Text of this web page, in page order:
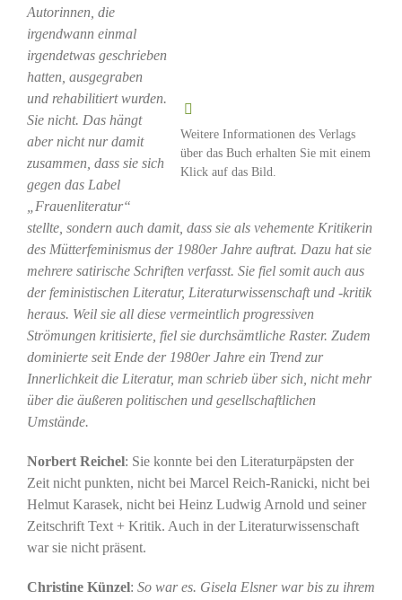
Weitere Informationen des Verlags
über das Buch erhalten Sie mit einem
Klick auf das Bild.
Autorinnen, die
irgendwann einmal
irgendetwas geschrieben
hatten, ausgegraben
und rehabilitiert wurden.
Sie nicht. Das hängt
aber nicht nur damit
zusammen, dass sie sich
gegen das Label
„Frauenliteratur“
stellte, sondern auch damit, dass sie als vehemente Kritikerin
des Mütterfeminismus der 1980er Jahre auftrat. Dazu hat sie
mehrere satirische Schriften verfasst. Sie fiel somit auch aus
der feministischen Literatur, Literaturwissenschaft und -kritik
heraus. Weil sie all diese vermeintlich progressiven
Strömungen kritisierte, fiel sie durchsämtliche Raster. Zudem
dominierte seit Ende der 1980er Jahre ein Trend zur
Innerlichkeit die Literatur, man schrieb über sich, nicht mehr
über die äußeren politischen und gesellschaftlichen
Umstände.
Norbert Reichel: Sie konnte bei den Literaturpäpsten der
Zeit nicht punkten, nicht bei Marcel Reich-Ranicki, nicht bei
Helmut Karasek, nicht bei Heinz Ludwig Arnold und seiner
Zeitschrift Text + Kritik. Auch in der Literaturwissenschaft
war sie nicht präsent.
Christine Künzel: So war es. Gisela Elsner war bis zu ihrem